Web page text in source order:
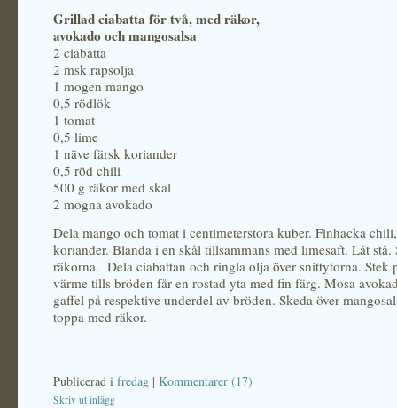
Grillad ciabatta för två, med räkor,
avokado och mangosalsa
2 ciabatta
2 msk rapsolja
1 mogen mango
0,5 rödlök
1 tomat
0,5 lime
1 näve färsk koriander
0,5 röd chili
500 g räkor med skal
2 mogna avokado
Dela mango och tomat i centimeterstora kuber. Finhacka
koriander. Blanda i en skål tillsammans med limesaft. Låt stå.
räkorna. Dela ciabattan och ringla olja över snittytorna. Stek
värme tills bröden får en rostad yta med fin färg. Mosa
gaffel på respektive underdel av bröden. Skeda över
toppa med räkor.
Publicerad i fredag | Kommentarer (17)
Skriv ut inlägg